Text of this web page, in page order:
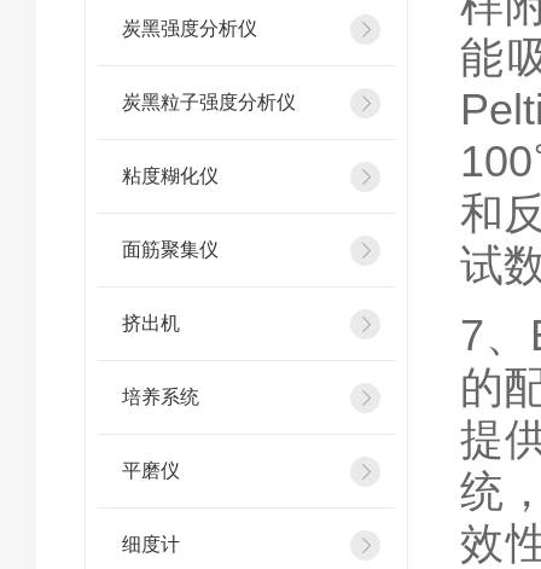
炭黑强度分析仪
炭黑粒子强度分析仪
粘度糊化仪
面筋聚集仪
挤出机
培养系统
平磨仪
细度计
能
和
试
7、
的
提
统
效